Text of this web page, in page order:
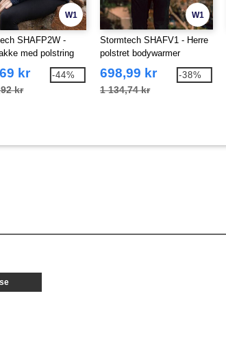
W1
SHAFP2W -
med polstring
kr
kr
-44%
W1
Stormtech SHAFV1 - Herre
polstret bodywarmer
698,99 kr
1 134,74 kr
-38%